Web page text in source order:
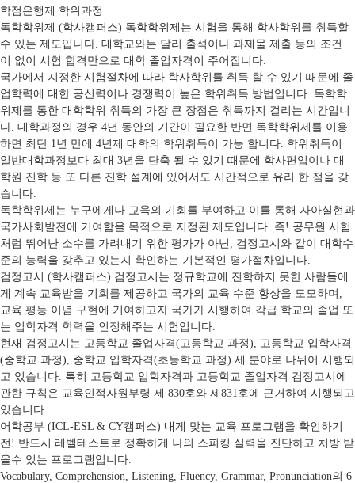
학점은행제 학위과정
독학학위제 (학사캠퍼스) 독학학위제는 시험을 통해 학사학위를 취득할
수 있는 제도입니다. 대학교와는 달리 출석이나 과제물 제출 등의 조건
이 없이 시험 합격만으로 대학 졸업자격이 주어집니다.
국가에서 지정한 시험절차에 따라 학사학위를 취득 할 수 있기 때문에 졸
업학력에 대한 공신력이나 경쟁력이 높은 학위취득 방법입니다. 독학학
위제를 통한 대학학위 취득의 가장 큰 장점은 취득까지 걸리는 시간입니
다. 대학과정의 경우 4년 동안의 기간이 필요한 반면 독학학위제를 이용
하면 최단 1년 만에 4년제 대학의 학위취득이 가능 합니다. 학위취득이
일반대학과정보다 최대 3년을 단축 될 수 있기 때문에 학사편입이나 대
학원 진학 등 또 다른 진학 설계에 있어서도 시간적으로 유리 한 점을 갖
습니다.
독학학위제는 누구에게나 교육의 기회를 부여하고 이를 통해 자아실현과
국가사회발전에 기여함을 목적으로 지정된 제도입니다. 즉! 공무원 시험
처럼 뛰어난 소수를 가려내기 위한 평가가 아닌, 검정고시와 같이 대학수
준의 능력을 갖추고 있는지 확인하는 기본적인 평가절차입니다.
검정고시 (학사캠퍼스) 검정고시는 정규학교에 진학하지 못한 사람들에
게 계속 교육받을 기회를 제공하고 국가의 교육 수준 향상을 도모하며,
교육 평등 이념 구현에 기여하고자 국가가 시행하여 각급 학교의 졸업 또
는 입학자격 학력을 인정해주는 시험입니다.
현재 검정고시는 고등학교 졸업자격(고등학교 과정), 고등학교 입학자격
(중학교 과정), 중학교 입학자격(초등학교 과정) 세 분야로 나뉘어 시행되
고 있습니다. 특히 고등학교 입학자격과 고등학교 졸업자격 검정고시에
관한 규칙은 교육인적자원부령 제 830호와 제831호에 근거하여 시행되고
있습니다.
어학공부 (ICL-ESL & CY캠퍼스) 내게 맞는 교육 프로그램을 확인하기
전! 반드시 레벨테스트로 정확하게 나의 스피킹 실력을 진단하고 처방 받
을수 있는 프로그램입니다.
Vocabulary, Comprehension, Listening, Fluency, Grammar, Pronunciation의 6